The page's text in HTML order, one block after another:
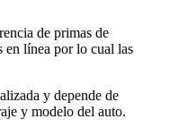
de primas de
en línea por lo cual las
y depende de
y modelo del auto.